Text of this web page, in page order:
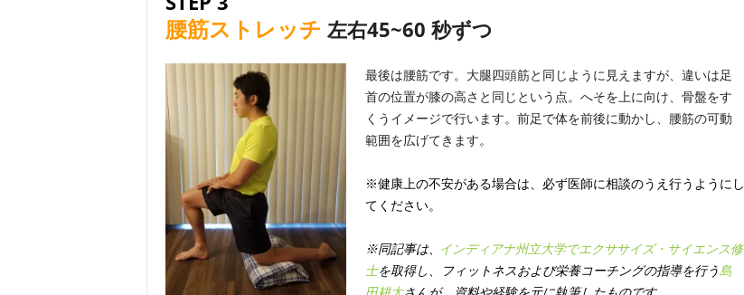
腰筋ストレッチ 左右45~60 秒ずつ
最後は腰筋です。大腿四頭筋と同じように見えますが、違いは足
首の位置が膝の高さと同じという点。へそを上に向け、骨盤をす
くうイメージで行います。前足で体を前後に動かし、腰筋の可動
範囲を広げてきます。
※健康上の不安がある場合は、必ず医師に相談のうえ行うようにし
てください。
※同記事は、
インディアナ州立大学でエクササイズ・サイエンス修
士を取得し、フィットネスおよび栄養コーチングの指導を行う島